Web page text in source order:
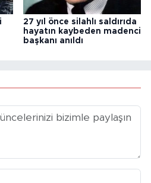
27 yıl önce silahlı saldırıda
hayatın kaybeden madenci
başkanı anıldı